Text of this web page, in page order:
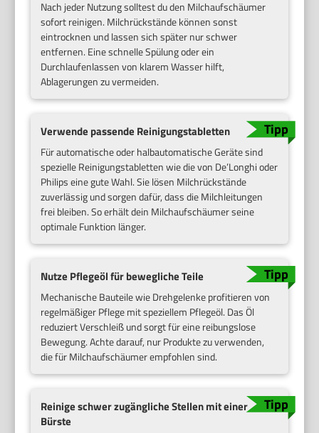
Nach jeder Nutzung solltest du den Milchaufschäumer
sofort reinigen. Milchrückstände können sonst
eintrocknen und lassen sich später nur schwer
entfernen. Eine schnelle Spülung oder ein
Durchlaufenlassen von klarem Wasser hilft,
Ablagerungen zu vermeiden.
Verwende passende Reinigungstabletten
Für automatische oder halbautomatische Geräte sind
spezielle Reinigungstabletten wie die von De’Longhi oder
Philips eine gute Wahl. Sie lösen Milchrückstände
zuverlässig und sorgen dafür, dass die Milchleitungen
frei bleiben. So erhält dein Milchaufschäumer seine
optimale Funktion länger.
Nutze Pflegeöl für bewegliche Teile
Mechanische Bauteile wie Drehgelenke profitieren von
regelmäßiger Pflege mit speziellem Pflegeöl. Das Öl
reduziert Verschleiß und sorgt für eine reibungslose
Bewegung. Achte darauf, nur Produkte zu verwenden,
die für Milchaufschäumer empfohlen sind.
Reinige schwer zugängliche Stellen mit einer
Bürste